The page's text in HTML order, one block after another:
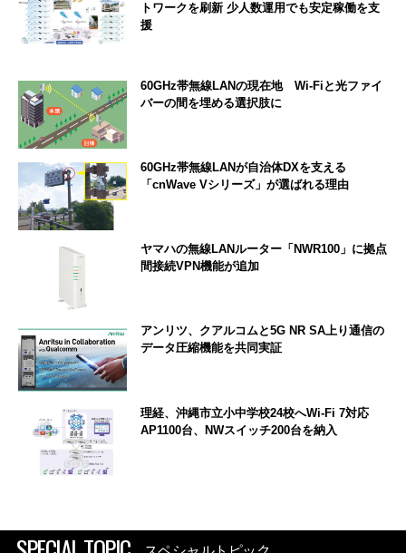
トワークを刷新 少人数運用でも安定稼働を支
援
60GHz帯無線LANの現在地 Wi-Fiと光ファイ
バーの間を埋める選択肢に
60GHz帯無線LANが自治体DXを支える
「cnWave Vシリーズ」が選ばれる理由
ヤマハの無線LANルーター「NWR100」に拠点
間接続VPN機能が追加
アンリツ、クアルコムと5G NR SA上り通信の
データ圧縮機能を共同実証
理経、沖縄市立小中学校24校へWi-Fi 7対応
AP1100台、NWスイッチ200台を納入